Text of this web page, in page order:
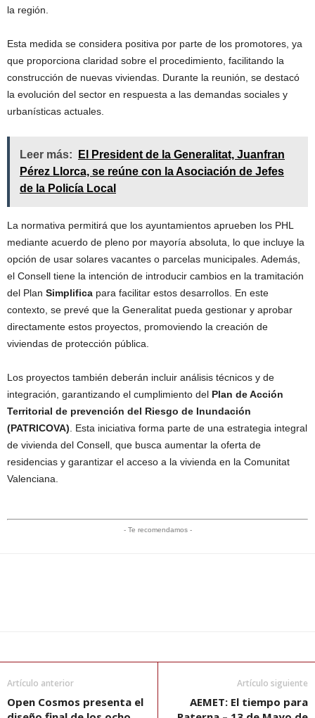
la región.
Esta medida se considera positiva por parte de los promotores, ya
que proporciona claridad sobre el procedimiento, facilitando la
construcción de nuevas viviendas. Durante la reunión, se destacó
la evolución del sector en respuesta a las demandas sociales y
urbanísticas actuales.
Leer más:
El President de la Generalitat, Juanfran
Pérez Llorca, se reúne con la Asociación de Jefes
de la Policía Local
La normativa permitirá que los ayuntamientos aprueben los PHL
mediante acuerdo de pleno por mayoría absoluta, lo que incluye la
opción de usar solares vacantes o parcelas municipales. Además,
el Consell tiene la intención de introducir cambios en la tramitación
del Plan Simplifica para facilitar estos desarrollos. En este
contexto, se prevé que la Generalitat pueda gestionar y aprobar
directamente estos proyectos, promoviendo la creación de
viviendas de protección pública.
Los proyectos también deberán incluir análisis técnicos y de
integración, garantizando el cumplimiento del Plan de Acción
Territorial de prevención del Riesgo de Inundación
(PATRICOVA). Esta iniciativa forma parte de una estrategia integral
de vivienda del Consell, que busca aumentar la oferta de
residencias y garantizar el acceso a la vivienda en la Comunitat
Valenciana.
- Te recomendamos -
Artículo anterior
Open Cosmos presenta el
Artículo siguiente
AEMET: El tiempo para